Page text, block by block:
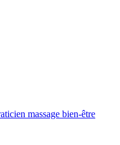
massage bien-être